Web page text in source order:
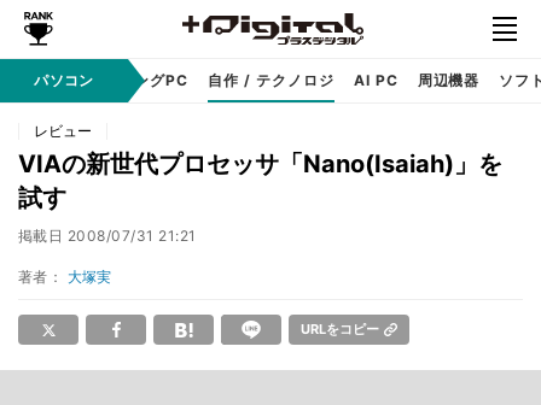
パソコン
PC本体 ゲーミングPC 自作 / テクノロジ AI PC 周辺機器 ソフ
レビュー
VIAの新世代プロセッサ「Nano(Isaiah)」を
試す
掲載日 2008/07/31 21:21
著者： 大塚実
URLをコピー